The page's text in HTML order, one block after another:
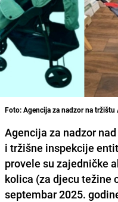
Foto: Agencija za nadzor na
Agencija za nadzor
i tržišne inspekcije
provele su zajedničke
kolica (za djecu težine
septembar 2025.